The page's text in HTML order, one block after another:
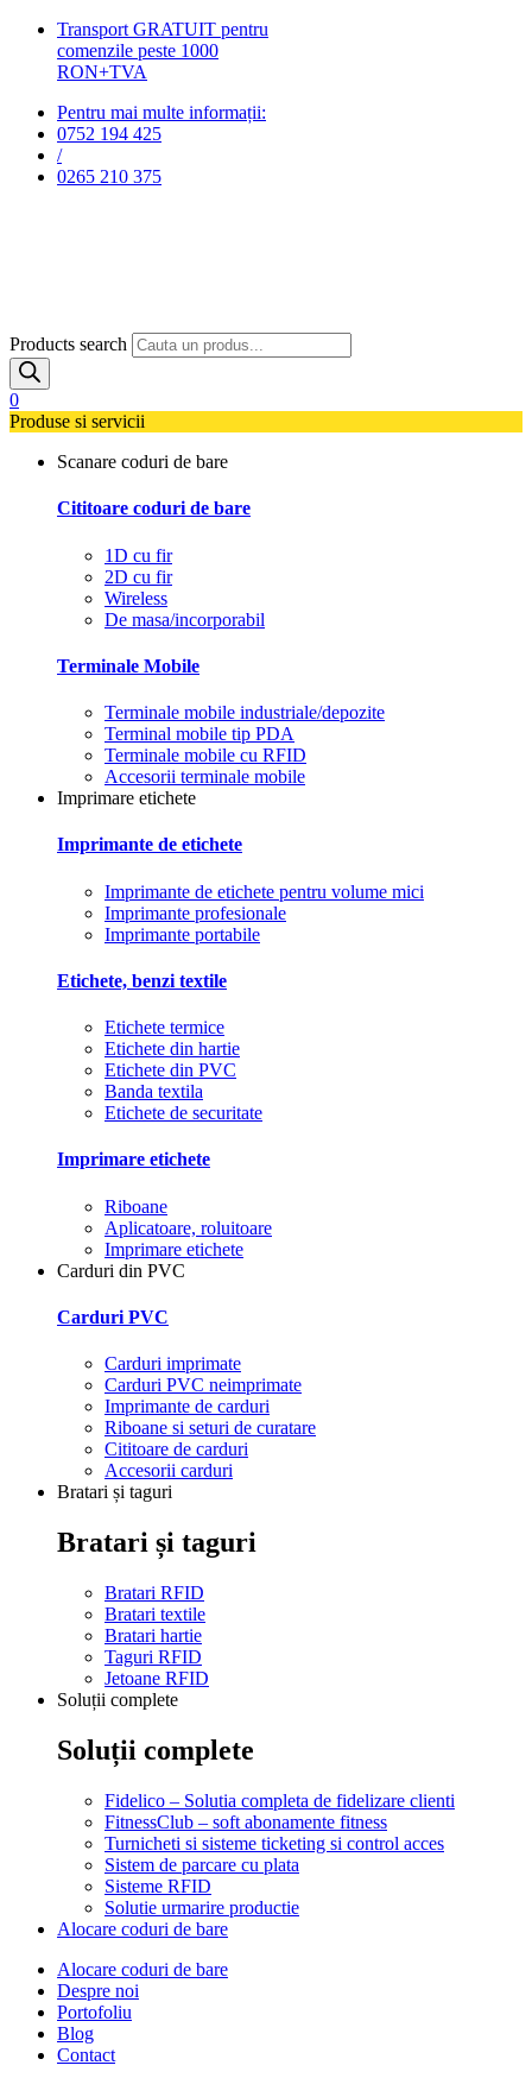
Transport GRATUIT pentru
comenzile peste 1000
RON+TVA
Pentru mai multe informații:
0752 194 425
/
0265 210 375
Products search
0
Produse si servicii
Scanare coduri de bare
Cititoare coduri de bare
1D cu fir
2D cu fir
Wireless
De masa/incorporabil
Terminale Mobile
Terminale mobile industriale/depozite
Terminal mobile tip PDA
Terminale mobile cu RFID
Accesorii terminale mobile
Imprimare etichete
Imprimante de etichete
Imprimante de etichete pentru volume mici
Imprimante profesionale
Imprimante portabile
Etichete, benzi textile
Etichete termice
Etichete din hartie
Etichete din PVC
Banda textila
Etichete de securitate
Imprimare etichete
Riboane
Aplicatoare, roluitoare
Imprimare etichete
Carduri din PVC
Carduri PVC
Carduri imprimate
Carduri PVC neimprimate
Imprimante de carduri
Riboane si seturi de curatare
Cititoare de carduri
Accesorii carduri
Bratari și taguri
Bratari și taguri
Bratari RFID
Bratari textile
Bratari hartie
Taguri RFID
Jetoane RFID
Soluții complete
Soluții complete
Fidelico – Solutia completa de fidelizare clienti
FitnessClub – soft abonamente fitness
Turnicheti si sisteme ticketing si control acces
Sistem de parcare cu plata
Sisteme RFID
Solutie urmarire productie
Alocare coduri de bare
Alocare coduri de bare
Despre noi
Portofoliu
Blog
Contact